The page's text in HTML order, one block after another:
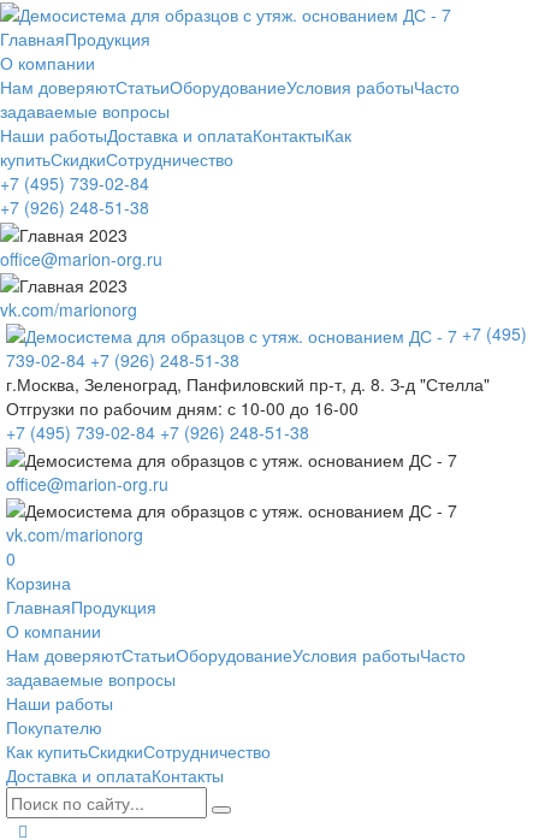
ГлавнаяПродукция
О компании
Нам доверяютСтатьиОборудованиеУсловия работыЧасто
задаваемые вопросы
Наши работыДоставка и оплатаКонтактыКак
купитьСкидкиСотрудничество
+7 (495) 739-02-84
+7 (926) 248-51-38
office@marion-org.ru
vk.com/marionorg
+7 (495)
739-02-84 +7 (926) 248-51-38
г.Москва, Зеленоград, Панфиловский пр-т, д. 8. З-д "Стелла"
Отгрузки по рабочим дням: с 10-00 до 16-00
+7 (495) 739-02-84 +7 (926) 248-51-38
office@marion-org.ru
vk.com/marionorg
0
Корзина
ГлавнаяПродукция
О компании
Нам доверяютСтатьиОборудованиеУсловия работыЧасто
задаваемые вопросы
Наши работы
Покупателю
Как купитьСкидкиСотрудничество
Доставка и оплатаКонтакты